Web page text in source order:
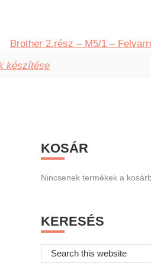
Brother 2.rész – M5/1 –
készítése
Primary
Sidebar
KOSÁR
Nincsenek termékek a
KERESÉS
Search